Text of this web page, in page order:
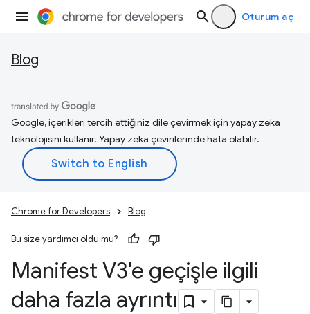
Oturum aç
Blog
Google, içerikleri tercih ettiğiniz dile çevirmek için yapay zeka
teknolojisini kullanır. Yapay zeka çevirilerinde hata olabilir.
Chrome for Developers Blog
Bu size yardımcı oldu mu?
Manifest V3'e geçişle ilgili
daha fazla ayrıntı